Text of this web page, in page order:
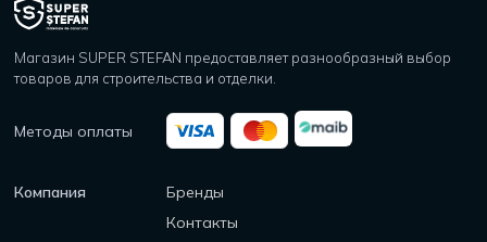
Магазин SUPER STEFAN предоставляет разнообразный выбор
товаров для строительства и отделки.
Методы оплаты
Компания
Бренды
Контакты